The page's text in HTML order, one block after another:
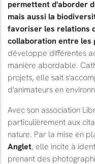
permettent d'aborder
mais aussi la
favoriser les relations
collaboration entre les
développe différentes
manière abordable.
projets, elle sait
d'animateurs en
Avec son association
particulièrement aux
nature. Par la mise en
Anglet, elle incite à
prenant des